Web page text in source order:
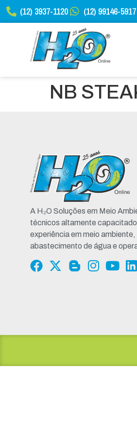
(12) 3937-1120 (12) 99146-5917
NB
A H₂O Soluções em Meio
técnicos altamente
experiência em meio
abastecimento de água e